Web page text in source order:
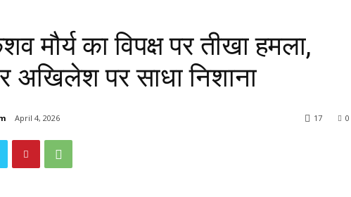
मौर्य का विपक्ष पर तीखा हमला,
अखिलेश पर साधा निशाना
April 4, 2026 0
17